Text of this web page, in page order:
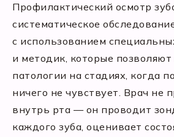
Профилактический осмотр
систематическое
с использованием
и методик, которые
патологии на стадиях, когда
ничего не чувствует. Врач не
внутрь рта — он проводит
каждого зуба, оценивает